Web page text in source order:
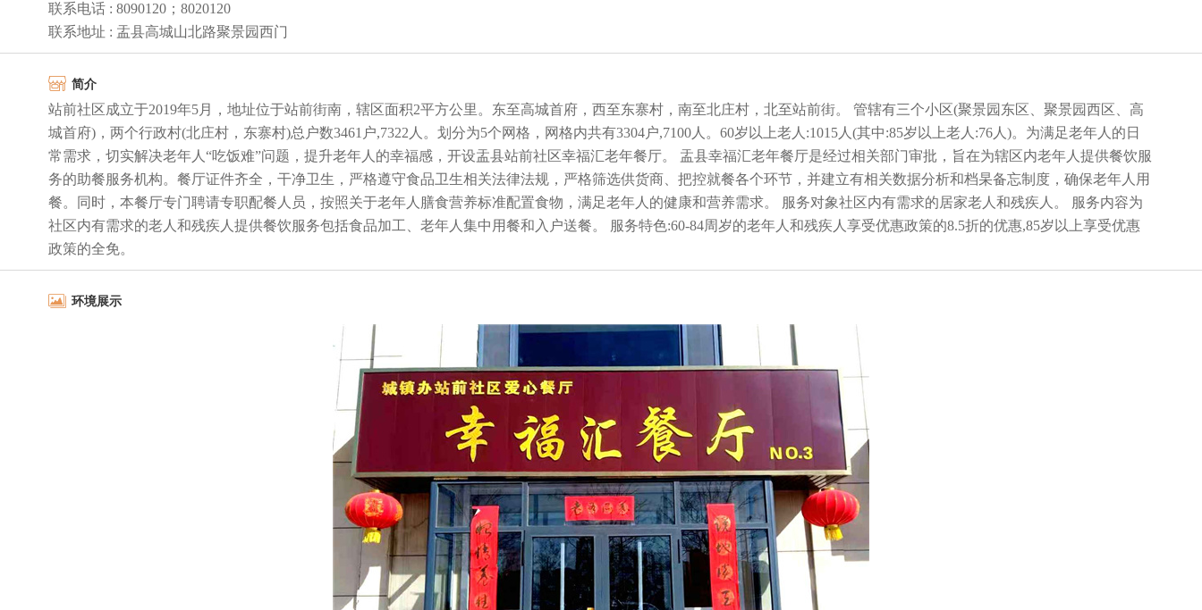
联系电话 : 8090120；8020120
联系地址 : 盂县高城山北路聚景园西门
简介
站前社区成立于2019年5月，地址位于站前街南，辖区面积2平方公里。东至高城首府，西至东寨村，南至北庄村，北至站前街。 管辖有三个小区(聚景园东区、聚景园西区、高
城首府)，两个行政村(北庄村，东寨村)总户数3461户,7322人。划分为5个网格，网格内共有3304户,7100人。60岁以上老人:1015人(其中:85岁以上老人:76人)。为满足老年人的日
常需求，切实解决老年人“吃饭难”问题，提升老年人的幸福感，开设盂县站前社区幸福汇老年餐厅。 盂县幸福汇老年餐厅是经过相关部门审批，旨在为辖区内老年人提供餐饮服
务的助餐服务机构。餐厅证件齐全，干净卫生，严格遵守食品卫生相关法律法规，严格筛选供货商、把控就餐各个环节，并建立有相关数据分析和档杲备忘制度，确保老年人用
餐。同时，本餐厅专门聘请专职配餐人员，按照关于老年人膳食营养标准配置食物，满足老年人的健康和营养需求。 服务对象社区内有需求的居家老人和残疾人。 服务内容为
社区内有需求的老人和残疾人提供餐饮服务包括食品加工、老年人集中用餐和入户送餐。 服务特色:60-84周岁的老年人和残疾人享受优惠政策的8.5折的优惠,85岁以上享受优惠
政策的全免。
环境展示